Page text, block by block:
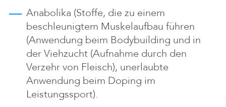
Anabolika (Stoffe, die zu einem
beschleunigtem Muskelaufbau führen
(Anwendung beim Bodybuilding und in
der Viehzucht (Aufnahme durch den
Verzehr von Fleisch), unerlaubte
Anwendung beim Doping im
Leistungssport).